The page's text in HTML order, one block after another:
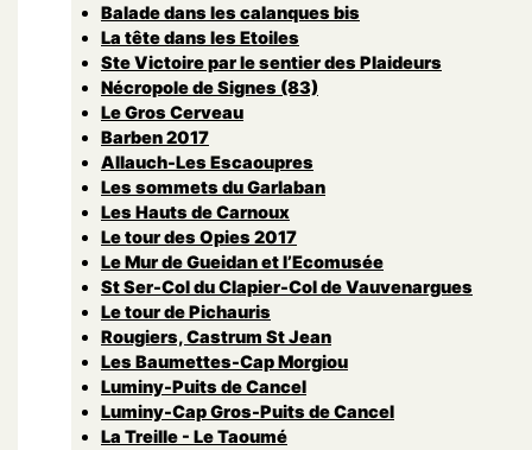
Balade dans les calanques bis
La tête dans les Etoiles
Ste Victoire par le sentier des Plaideurs
Nécropole de Signes (83)
Le Gros Cerveau
Barben 2017
Allauch-Les Escaoupres
Les sommets du Garlaban
Les Hauts de Carnoux
Le tour des Opies 2017
Le Mur de Gueidan et l’Ecomusée
St Ser-Col du Clapier-Col de Vauvenargues
Le tour de Pichauris
Rougiers, Castrum St Jean
Les Baumettes-Cap Morgiou
Luminy-Puits de Cancel
Luminy-Cap Gros-Puits de Cancel
La Treille - Le Taoumé